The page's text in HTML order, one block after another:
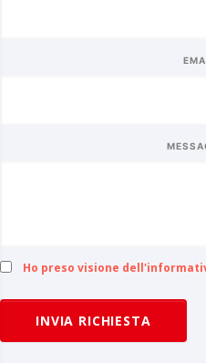
Ho preso visione
INVIA RICHIESTA